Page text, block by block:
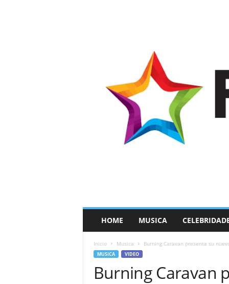
a
HOME MUSICA
Inicio Musica Burning Caravan presenta su
MUSICA VIDEO
Burning Caravan